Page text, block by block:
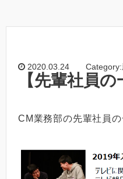
2020.03.24 Category:
【先輩社員
CM業務部の先輩社員